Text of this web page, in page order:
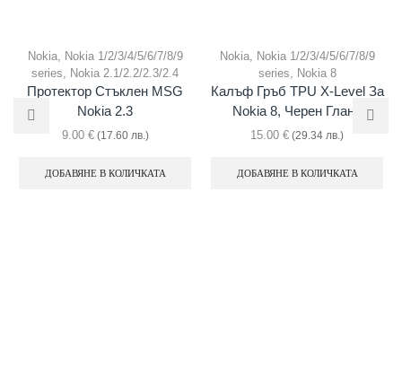
Nokia,
Nokia 1/2/3/4/5/6/7/8/9
series
Nokia 2.1/2.2/2.3/2.4
Протектор Стъклен MSG
Nokia 2.3
9.00 €(17.60 лв.)
ДОБАВЯНЕ В КОЛИЧКАТА
Nokia,
Nokia 1/2/3/4/5/6/7/8/9
series
Nokia 8
Калъф Гръб TPU X-Level За
Nokia 8, Черен Гланц
15.00 € (29.34 лв.)
ДОБАВЯНЕ В КОЛИЧКАТА